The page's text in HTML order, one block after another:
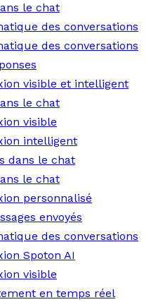
le chat
des conversations
des conversations
visible et intelligent
le chat
visible
intelligent
dans le chat
le chat
personnalisé
envoyés
des conversations
Spoton AI
visible
en temps réel